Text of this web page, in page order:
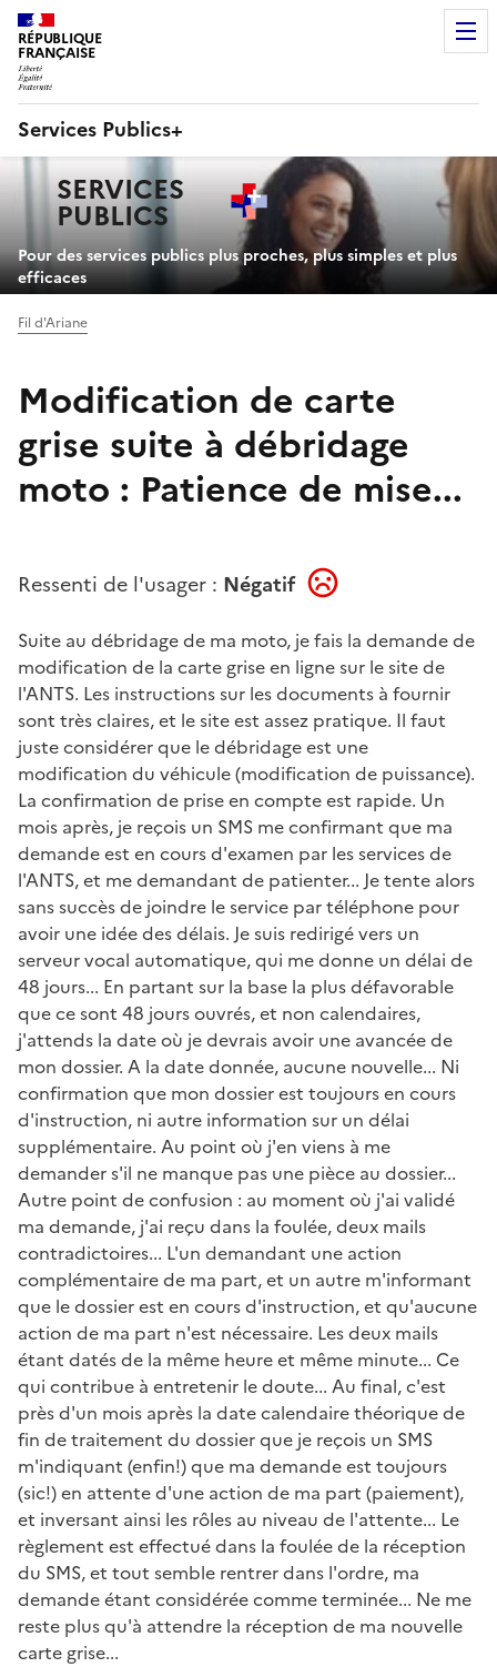
RÉPUBLIQUE
FRANÇAISE
Services Publics+
principaleSERVICES
PUBLICS+
Pour des services publics plus proches, plus simples et plus
efficaces
Fil d'Ariane
Modification de carte
grise suite à débridage
moto : Patience de mise...
Ressenti de l'usager : Négatif
Suite au débridage de ma moto, je fais la demande de
modification de la carte grise en ligne sur le site de
l'ANTS. Les instructions sur les documents à fournir
sont très claires, et le site est assez pratique. Il faut
juste considérer que le débridage est une
modification du véhicule (modification de puissance).
La confirmation de prise en compte est rapide. Un
mois après, je reçois un SMS me confirmant que ma
demande est en cours d'examen par les services de
l'ANTS, et me demandant de patienter... Je tente alors
sans succès de joindre le service par téléphone pour
avoir une idée des délais. Je suis redirigé vers un
serveur vocal automatique, qui me donne un délai de
48 jours... En partant sur la base la plus défavorable
que ce sont 48 jours ouvrés, et non calendaires,
j'attends la date où je devrais avoir une avancée de
mon dossier. A la date donnée, aucune nouvelle... Ni
confirmation que mon dossier est toujours en cours
d'instruction, ni autre information sur un délai
supplémentaire. Au point où j'en viens à me
demander s'il ne manque pas une pièce au dossier...
Autre point de confusion : au moment où j'ai validé
ma demande, j'ai reçu dans la foulée, deux mails
contradictoires... L'un demandant une action
complémentaire de ma part, et un autre m'informant
que le dossier est en cours d'instruction, et qu'aucune
action de ma part n'est nécessaire. Les deux mails
étant datés de la même heure et même minute... Ce
qui contribue à entretenir le doute... Au final, c'est
près d'un mois après la date calendaire théorique de
fin de traitement du dossier que je reçois un SMS
m'indiquant (enfin!) que ma demande est toujours
(sic!) en attente d'une action de ma part (paiement),
et inversant ainsi les rôles au niveau de l'attente... Le
règlement est effectué dans la foulée de la réception
du SMS, et tout semble rentrer dans l'ordre, ma
demande étant considérée comme terminée... Ne me
reste plus qu'à attendre la réception de ma nouvelle
carte grise...